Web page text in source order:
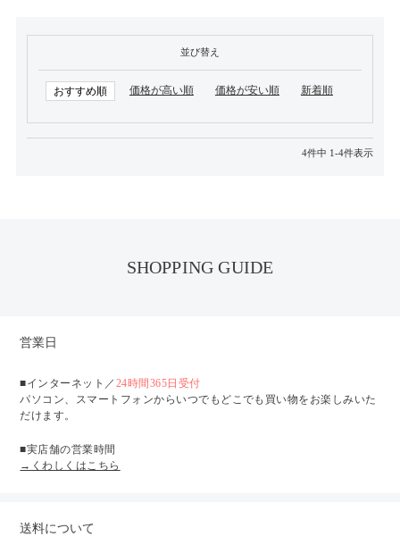
並び替え
おすすめ順 価格が高い順 価格が安い順 新着順
4件中 1-4件表示
SHOPPING GUIDE
営業日
■インターネット／ 24時間365日受付
パソコン、スマートフォンからいつでもどこでも買い物をお楽しみいた
だけます。
■実店舗の営業時間
→くわしくはこちら
送料について